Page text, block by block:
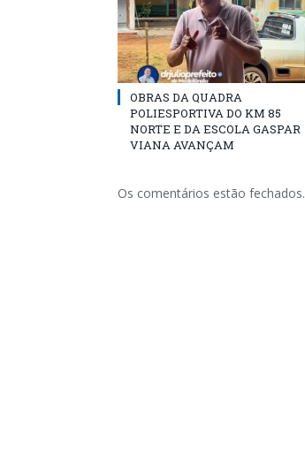
OBRAS DA QUADRA
POLIESPORTIVA DO KM 85
NORTE E DA ESCOLA GASPAR
VIANA AVANÇAM
Os comentários estão fechados.